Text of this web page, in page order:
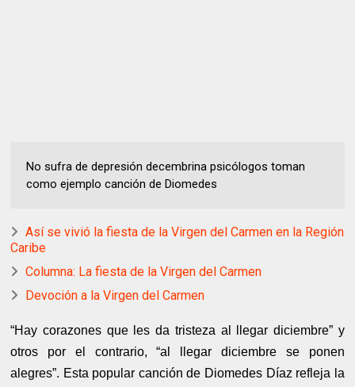
No sufra de depresión decembrina psicólogos toman
como ejemplo canción de Diomedes
Así se vivió la fiesta de la Virgen del Carmen en la Región
Caribe
Columna: La fiesta de la Virgen del Carmen
Devoción a la Virgen del Carmen
“Hay corazones que les da tristeza al llegar diciembre” y
otros por el contrario, “al llegar diciembre se ponen
alegres”. Esta popular canción de Diomedes Díaz refleja la